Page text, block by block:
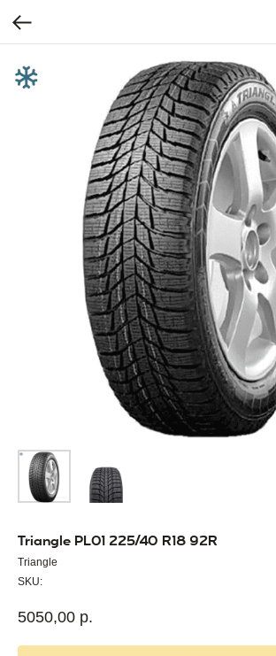
Triangle PL01 225/40 R18 92R
Triangle
SKU:
5050,00 р.